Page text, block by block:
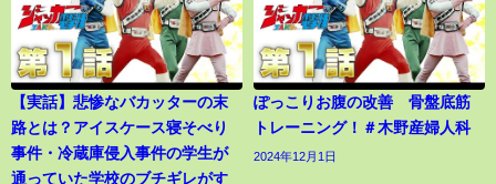
【実話】悲惨なバカッターの末
路とは？アイスケース寝そべり
事件・冷蔵庫侵入事件の学生が
通っていた学校のブチギレがす
ぽっこりお腹の改善 骨盤底筋
トレーニング！＃木野産婦人科
2024年12月1日